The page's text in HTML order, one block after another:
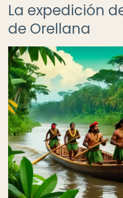
La expedición
de Orellana